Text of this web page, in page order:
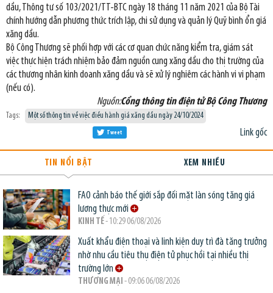
dầu, Thông tư số 103/2021/TT-BTC ngày 18 tháng 11 năm 2021 của Bộ Tài
chính hướng dẫn phương thức trích lập, chi sử dụng và quản lý Quỹ bình ổn giá
xăng dầu.
Bộ Công Thương sẽ phối hợp với các cơ quan chức năng kiểm tra, giám sát
việc thực hiện trách nhiệm bảo đảm nguồn cung xăng dầu cho thị trường của
các thương nhân kinh doanh xăng dầu và sẽ xử lý nghiêm các hành vi vi phạm
(nếu có).
Nguồn:Cổng thông tin điện tử Bộ Công Thương
Tags: Một số thông tin về việc điều hành giá xăng dầu ngày 24/10/2024
Link gốc
Tweet
TIN NỔI BẬT XEM NHIỀU
FAO cảnh báo thế giới sắp đối mặt làn sóng tăng giá
lương thực mới
KINH TẾ- 10:29 06/08/2026
Xuất khẩu điện thoại và linh kiện duy trì đà tăng trưởng
nhờ nhu cầu tiêu thụ điện tử phục hồi tại nhiều thị
trường lớn
THƯƠNG MẠI - 09:06 06/08/2026